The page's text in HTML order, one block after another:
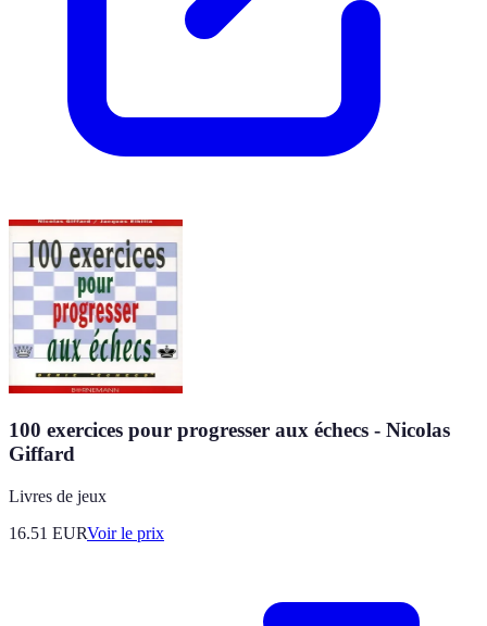
100 exercices pour progresser aux échecs - Nicolas
Giffard
Livres de jeux
16.51 EURVoir le prix